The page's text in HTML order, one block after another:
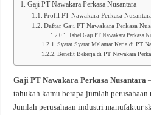
Gaji PT Nawakara Perkasa Nusantara
Profil PT Nawakara Perkasa Nusantara
Daftar Gaji PT Nawakara Perkasa
Tabel Gaji PT Nawakara Perkasa
Syarat Syarat Melamar Kerja di PT
Benefit Bekerja di PT Nawakara
Gaji PT Nawakara Perkasa Nusantara
tahukah kamu berapa jumlah
Jumlah perusahaan industri manufaktur